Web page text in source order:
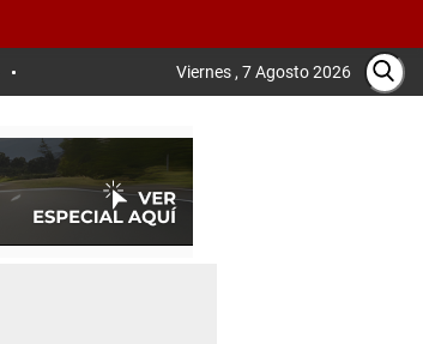
Viernes , 7 Agosto 2026